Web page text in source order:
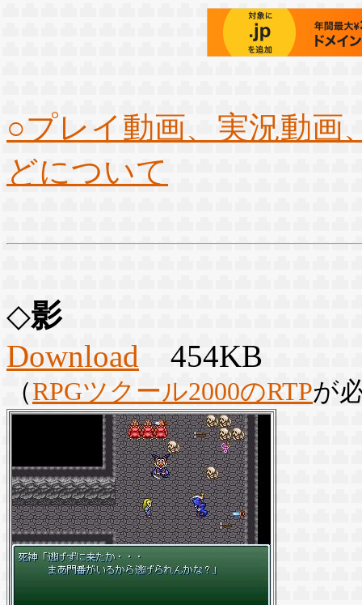
○プレイ動画、実況動画
どについて
◇影
Download 454KB
（RPGツクール2000のRTPが